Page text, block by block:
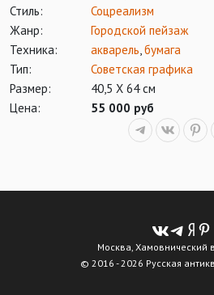
Стиль:
Соцреализм
Жанр:
Городской пейзаж
Техника:
акварель бумага
Тип:
Советская графика
Размер:
40,5 Х 64 см
Цена:
55 000 руб
Москва, Хамовнический
© 2016 - 2026 Русская